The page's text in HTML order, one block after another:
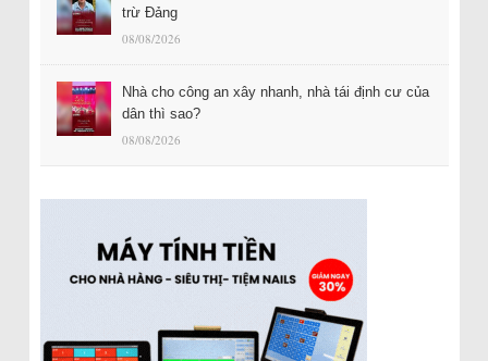
trừ Đảng
08/08/2026
Nhà cho công an xây nhanh, nhà tái định cư của
dân thì sao?
08/08/2026